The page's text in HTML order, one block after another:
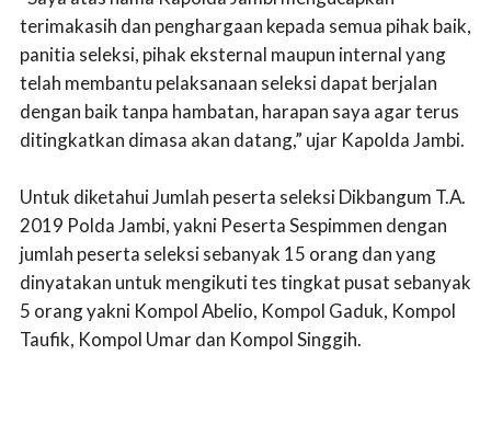
terimakasih dan penghargaan kepada semua pihak baik,
panitia seleksi, pihak eksternal maupun internal yang
telah membantu pelaksanaan seleksi dapat berjalan
dengan baik tanpa hambatan, harapan saya agar terus
ditingkatkan dimasa akan datang,” ujar Kapolda Jambi.
Untuk diketahui Jumlah peserta seleksi Dikbangum T.A.
2019 Polda Jambi, yakni Peserta Sespimmen dengan
jumlah peserta seleksi sebanyak 15 orang dan yang
dinyatakan untuk mengikuti tes tingkat pusat sebanyak
5 orang yakni Kompol Abelio, Kompol Gaduk, Kompol
Taufik, Kompol Umar dan Kompol Singgih.